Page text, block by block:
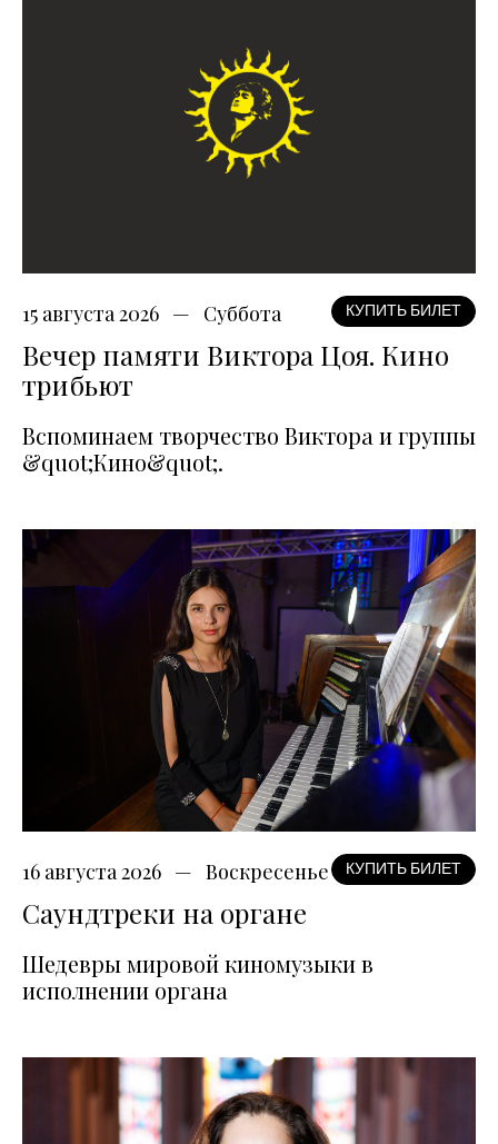
15 августа 2026 Суббота КУПИТЬ БИЛЕТ
Вечер памяти Виктора Цоя. Кино
трибьют
Вспоминаем творчество Виктора и группы
&quot;Кино&quot;.
16 августа 2026 Воскресенье КУПИТЬ БИЛЕТ
Саундтреки на органе
Шедевры мировой киномузыки в
исполнении органа